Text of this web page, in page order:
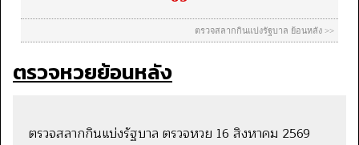
ตรวจหวยย้อนหลัง
ตรวจสลากกินแบ่งรัฐบาล ตรวจหวย 16 สิงหาคม 2569